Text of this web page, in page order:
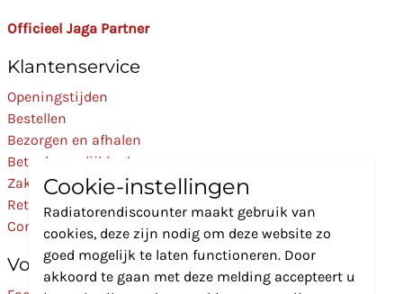
Officieel Jaga Partner
Klantenservice
Openingstijden
Bestellen
Bezorgen en afhalen
Betaalmogelijkheden
Zakelijk
Retourneren
Contact
Volg Ons
Cookie-instellingen
Radiatorendiscounter maakt gebruik van
cookies, deze zijn nodig om deze website zo
goed mogelijk te laten functioneren. Door
akkoord te gaan met deze melding accepteert u